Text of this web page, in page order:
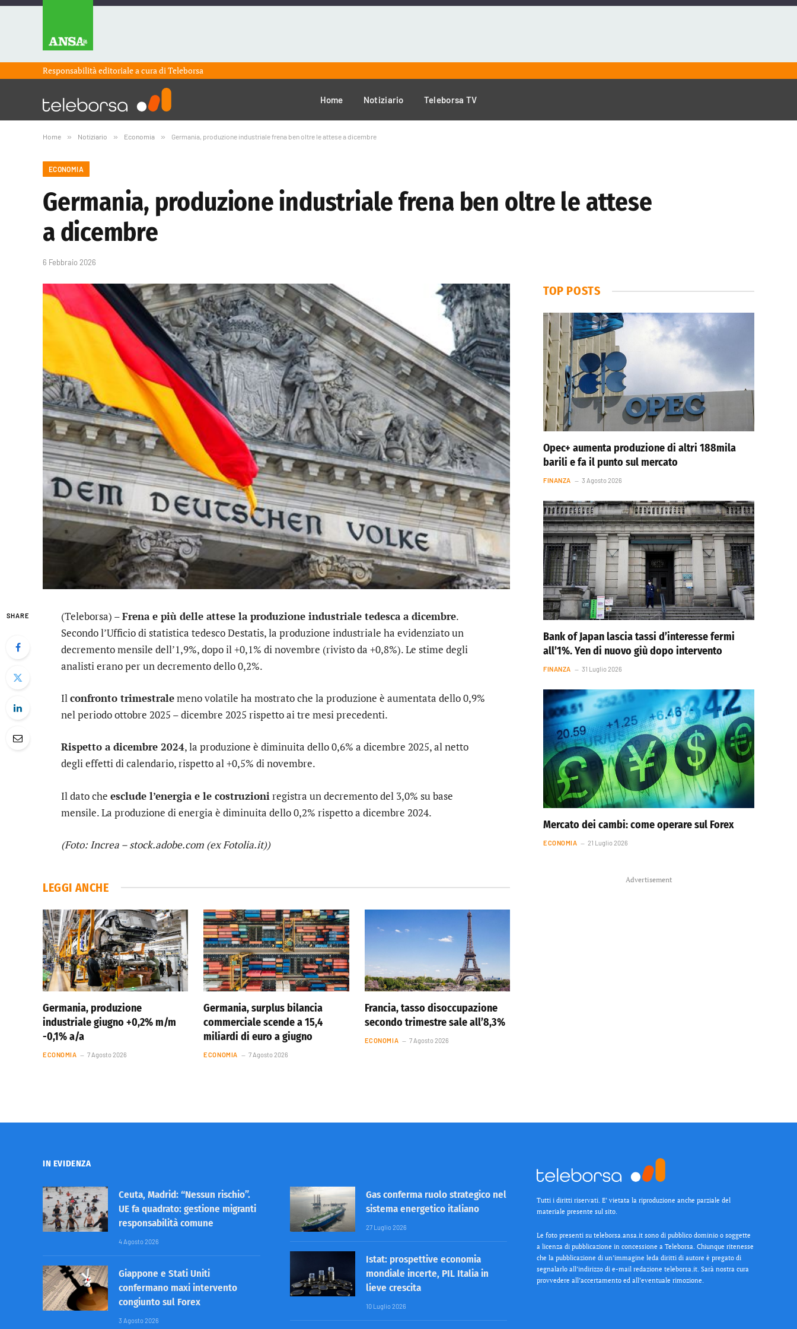
Responsabilità editoriale a cura diTeleborsa
Home Notiziario Teleborsa TV
Home » Notiziario » Economia » Germania, produzione industriale frena ben oltre le attese a dicembre
ECONOMIA
Germania, produzione industriale frena ben oltre le attese
a dicembre
6 Febbraio 2026
SHARE (Teleborsa) –Frena e più delle attese la produzione industriale tedesca a dicembre.
Secondo l’Ufficio di statistica tedesco Destatis, la produzione industriale ha evidenziato un
decremento mensile dell’1,9%, dopo il +0,1% di novembre (rivisto da +0,8%). Le stime degli
analisti erano per un decremento dello 0,2%.
Ilconfronto trimestralemeno volatile ha mostrato che la produzione è aumentata dello 0,9%
nel periodo ottobre 2025 – dicembre 2025 rispetto ai tre mesi precedenti.
Rispetto a dicembre 2024, la produzione è diminuita dello 0,6% a dicembre 2025, al netto
degli effetti di calendario, rispetto al +0,5% di novembre.
Il dato che esclude l’energia e le costruzioni registra un decremento del 3,0% su base
mensile. La produzione di energia è diminuita dello 0,2% rispetto a dicembre 2024.
(Foto: Increa – stock.adobe.com (ex Fotolia.it))
LEGGI ANCHE
Germania, produzione
industriale giugno +0,2% m/m
-0,1% a/a
ECONOMIA 7 Agosto 2026
Germania, surplus bilancia
commerciale scende a 15,4
miliardi di euro a giugno
ECONOMIA 7 Agosto 2026
Francia, tasso disoccupazione
secondo trimestre sale all’8,3%
ECONOMIA 7 Agosto 2026
TOP POSTS
Opec+ aumenta produzione di altri 188mila
barili e fa il punto sul mercato
FINANZA 3 Agosto 2026
Bank of Japan lascia tassi d’interesse fermi
all’1%. Yen di nuovo giù dopo intervento
FINANZA 31 Luglio 2026
Mercato dei cambi: come operare sul Forex
ECONOMIA 21 Luglio 2026
Advertisement
IN EVIDENZA
Ceuta, Madrid: “Nessun rischio”.
UE fa quadrato: gestione migranti
responsabilità comune
4 Agosto 2026
Giappone e Stati Uniti
confermano maxi intervento
congiunto sul Forex
3 Agosto 2026
Gas conferma ruolo strategico nel
sistema energetico italiano
27 Luglio 2026
Istat: prospettive economia
mondiale incerte, PIL Italia in
lieve crescita
10 Luglio 2026
Tutti i diritti riservati. E’ vietata la riproduzione anche parziale del
materiale presente sul sito.
Le foto presenti su teleborsa.ansa.it sono di pubblico dominio o soggette
a licenza di pubblicazione in concessione a Teleborsa. Chiunque ritenesse
che la pubblicazione di un’immagine leda diritti di autore è pregato di
segnalarlo all’indirizzo di e-mail redazione teleborsa.it. Sarà nostra cura
provvedere all’accertamento ed all’eventuale rimozione.